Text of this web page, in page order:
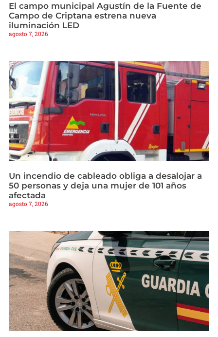
El campo municipal Agustín de la Fuente de
Campo de Criptana estrena nueva
iluminación LED
agosto 7, 2026
Un incendio de cableado obliga a desalojar a
50 personas y deja una mujer de 101 años
afectada
agosto 7, 2026